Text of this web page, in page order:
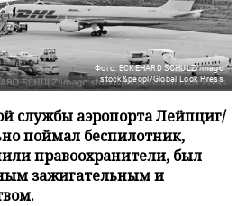
Фото: ECKEHARD SCHULZ/imago
stock&peopl/Global Look Press
службы аэропорта Лейпциг/
поймал беспилотник,
правоохранители, был
зажигательным и